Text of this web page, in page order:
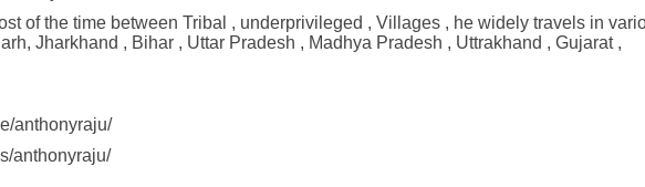
of the time between Tribal , underprivileged , Villages , he widely travels in
Jharkhand , Bihar , Uttar Pradesh , Madhya Pradesh , Uttrakhand , Gujarat ,
anthonyraju/
anthonyraju/